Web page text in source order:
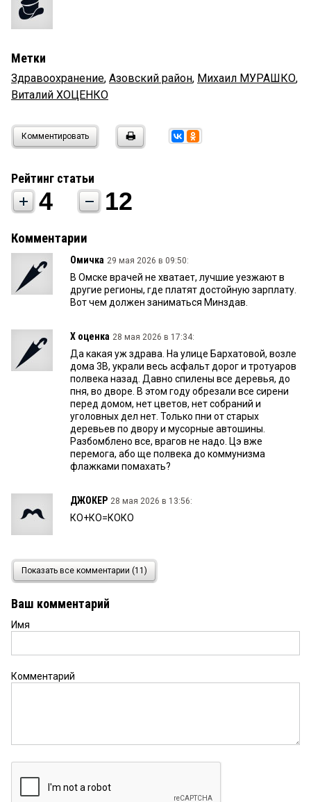
Метки
Здравоохранение, Азовский район, Михаил МУРАШКО,
Виталий ХОЦЕНКО
Комментировать
Рейтинг статьи
4 12
Комментарии
Омичка 29 мая 2026 в 09:50:
В Омске врачей не хватает, лучшие уезжают в
другие регионы, где платят достойную зарплату.
Вот чем должен заниматься Минздав.
Х оценка 28 мая 2026 в 17:34:
Да какая уж здрава. На улице Бархатовой, возле
дома 3В, украли весь асфальт дорог и тротуаров
полвека назад. Давно спилены все деревья, до
пня, во дворе. В этом году обрезали все сирени
перед домом, нет цветов, нет собраний и
уголовных дел нет. Только пни от старых
деревьев по двору и мусорные автошины.
Разбомблено все, врагов не надо. Цэ вже
перемога, або ще полвека до коммунизма
флажками помахать?
ДЖОКЕР 28 мая 2026 в 13:56:
КО+КО=КОКО
27 мая 2026 в 22:48:
скок Хоценко внимание к области привлек!!! ну
Гость Омский 27 мая 2026 в 22:19:
позавидуешь министру и губернатору. удачи вам
уважаемые
Омич 27 мая 2026 в 20:38:
Показать все комментарии (11)
Ваш комментарий
Имя
Комментарий